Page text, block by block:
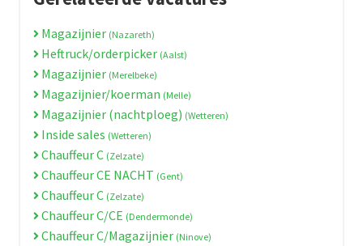
Magazijnier (Nazareth)
Heftruck/orderpicker (Aalst)
Magazijnier (Merelbeke)
Magazijnier/koerman (Melle)
Magazijnier (nachtploeg) (Wetteren)
Inside sales (Wetteren)
Chauffeur C (Zelzate)
Chauffeur CE NACHT (Gent)
Chauffeur C (Zelzate)
Chauffeur C/CE (Dendermonde)
Chauffeur C/Magazijnier (Ninove)